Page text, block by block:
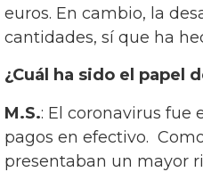
euros. En cambio, la
cantidades, sí que ha
¿Cuál ha sido el papel
M.S.: El coronavirus fue
pagos en efectivo.
presentaban un mayor